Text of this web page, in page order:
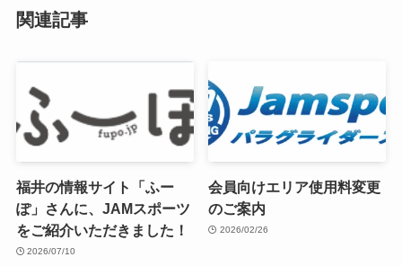
関連記事
福井の情報サイト「ふー
ぽ」さんに、JAMスポーツ
をご紹介いただきました！
2026/07/10
会員向けエリア使用料変更
のご案内
2026/02/26